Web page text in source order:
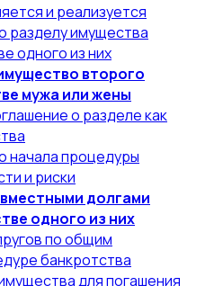
и реализуется
разделу имущества
одного из них
второго
мужа или жены
о разделе как
начала процедуры
и риски
долгами
одного из них
по общим
банкротства
для погашения